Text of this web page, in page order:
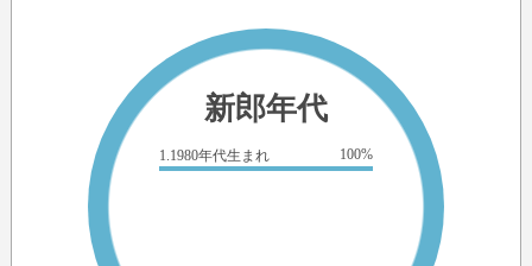
新郎年代
1.1980年代生まれ 100%